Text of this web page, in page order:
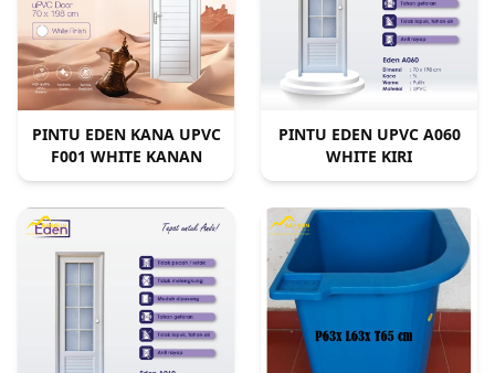
PINTU EDEN KANA UPVC
F001 WHITE KANAN
PINTU EDEN UPVC A060
WHITE KIRI